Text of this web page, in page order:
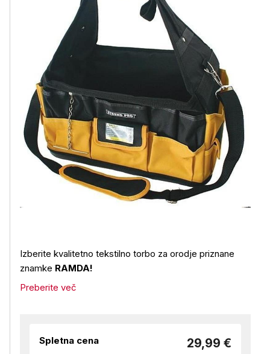
Izberite kvalitetno tekstilno torbo za orodje priznane
znamke RAMDA!
Preberite več
Spletna cena 29,99 €